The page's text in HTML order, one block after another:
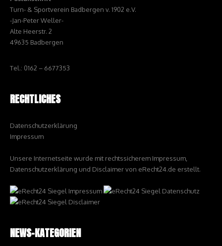
Turn- & Sportverein Badbergen v. 1902 e.V.
-Jan-Peter Weller-
Alte Heerstr. 2
49635 Badbergen
Tel.: 0162 – 6677353
RECHTLICHES
Datenschutzerklärung
Impressum
Unsere Internetseite wurde mit rechtssicherem Impressum,
Datenschutzerklärung und Disclaimer von eRecht24.de erstellt.
NEWS-KATEGORIEN